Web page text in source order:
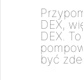
DEX,
DEX.
być